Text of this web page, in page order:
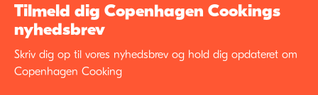
Tilmeld dig Copenhagen Cookings
nyhedsbrev
Skriv dig op til vores nyhedsbrev og hold dig opdateret om
Copenhagen Cooking